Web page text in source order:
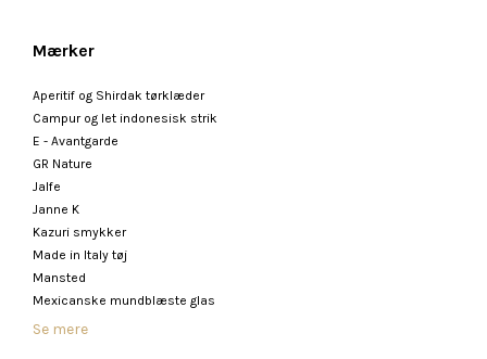
Mærker
Aperitif og Shirdak tørklæder
Campur og let indonesisk strik
E - Avantgarde
GR Nature
Jalfe
Janne K
Kazuri smykker
Made in Italy tøj
Mansted
Mexicanske mundblæste glas
Se mere